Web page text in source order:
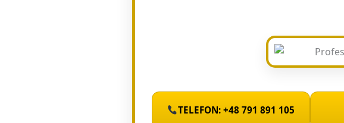
TELEFON: +48 791 891 105